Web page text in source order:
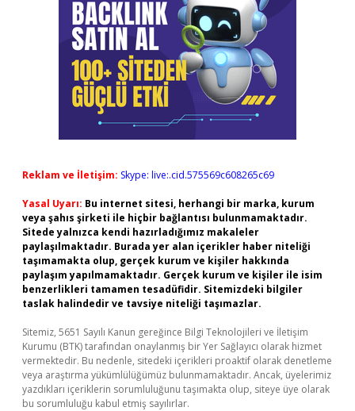
Reklam ve İletişim: Skype: live:.cid.575569c608265c69
Yasal Uyarı: Bu internet sitesi, herhangi bir marka, kurum
veya şahıs şirketi ile hiçbir bağlantısı bulunmamaktadır.
Sitede yalnızca kendi hazırladığımız makaleler
paylaşılmaktadır. Burada yer alan içerikler haber niteliği
taşımamakta olup, gerçek kurum ve kişiler hakkında
paylaşım yapılmamaktadır. Gerçek kurum ve kişiler ile isim
benzerlikleri tamamen tesadüfidir. Sitemizdeki bilgiler
taslak halindedir ve tavsiye niteliği taşımazlar.
Sitemiz, 5651 Sayılı Kanun gereğince Bilgi Teknolojileri ve İletişim
Kurumu (BTK) tarafından onaylanmış bir Yer Sağlayıcı olarak hizmet
vermektedir. Bu nedenle, sitedeki içerikleri proaktif olarak denetleme
veya araştırma yükümlülüğümüz bulunmamaktadır. Ancak, üyelerimiz
yazdıkları içeriklerin sorumluluğunu taşımakta olup, siteye üye olarak
bu sorumluluğu kabul etmiş sayılırlar.